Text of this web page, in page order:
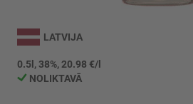
uz
galerijas
sākumu
LATVIJA
0.5l, 38%, 20.98 €/l
NOLIKTAVĀ